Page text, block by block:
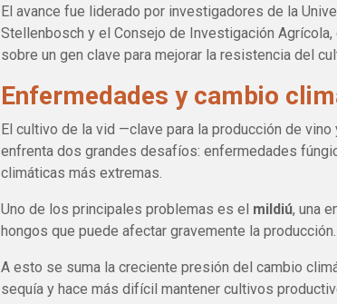
El avance fue liderado por investigadores de la
Stellenbosch y el Consejo de Investigación Agrícola,
sobre un gen clave para mejorar la resistencia del
Enfermedades y cambio
El cultivo de la vid —clave para la producción de
enfrenta dos grandes desafíos: enfermedades
climáticas más extremas.
Uno de los principales problemas es el mildiú, una
hongos que puede afectar gravemente la producción.
A esto se suma la creciente presión del cambio
sequía y hace más difícil mantener cultivos